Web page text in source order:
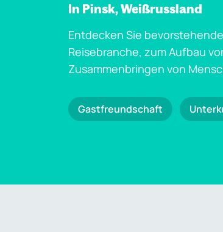
In Pinsk, Weißrussland
Entdecken Sie
Reisebranche, zum Aufbau
Zusammenbringen von
Gastfreundschaft